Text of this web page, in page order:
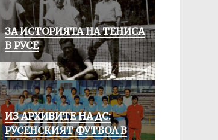
ЗА ИСТОРИЯТА НА ТЕНИСА
В РУСЕ
ИЗ АРХИВИТЕ НА ДС:
РУСЕНСКИЯТ ФУТБОЛ В